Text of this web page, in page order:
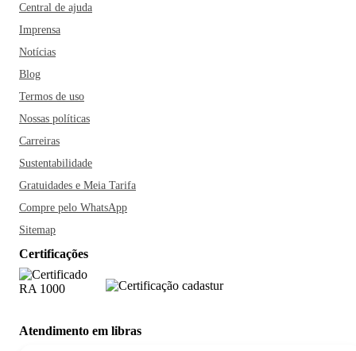
Central de ajuda
Imprensa
Notícias
Blog
Termos de uso
Nossas políticas
Carreiras
Sustentabilidade
Gratuidades e Meia Tarifa
Compre pelo WhatsApp
Sitemap
Certificações
Atendimento em libras